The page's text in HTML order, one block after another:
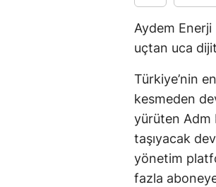
Aydem
uçtan uca
Türkiye’nin
kesmeden
yürüten Adm
taşıyacak
yönetim
fazla